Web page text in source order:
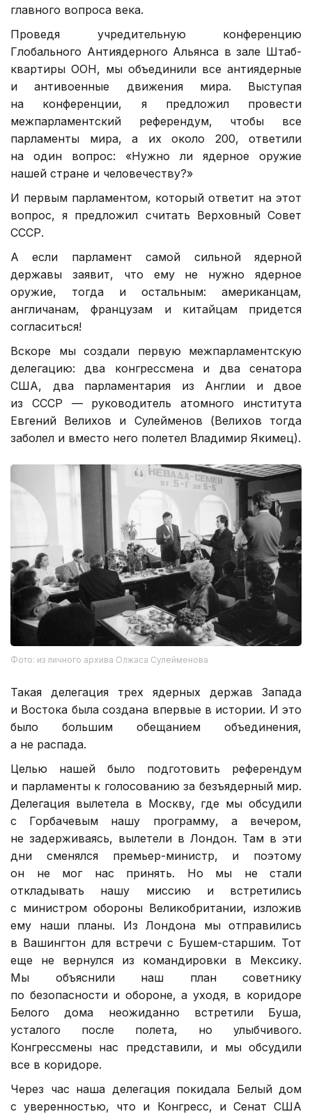
главного вопроса века.
Проведя учредительную конференцию
Глобального Антиядерного Альянса в зале Штаб-
квартиры ООН, мы объединили все антиядерные
и антивоенные движения мира. Выступая
на конференции, я предложил провести
межпарламентский референдум, чтобы все
парламенты мира, а их около 200, ответили
на один вопрос: «Нужно ли ядерное оружие
нашей стране и человечеству?»
И первым парламентом, который ответит на этот
вопрос, я предложил считать Верховный Совет
СССР.
А если парламент самой сильной ядерной
державы заявит, что ему не нужно ядерное
оружие, тогда и остальным: американцам,
англичанам, французам и китайцам придется
согласиться!
Вскоре мы создали первую межпарламентскую
делегацию: два конгрессмена и два сенатора
США, два парламентария из Англии и двое
из СССР — руководитель атомного института
Евгений Велихов и Сулейменов (Велихов тогда
заболел и вместо него полетел Владимир Якимец).
Фото: из личного архива Олжаса Сулейменова
Такая делегация трех ядерных держав Запада
и Востока была создана впервые в истории. И это
было большим обещанием объединения,
а не распада.
Целью нашей было подготовить референдум
и парламенты к голосованию за безъядерный мир.
Делегация вылетела в Москву, где мы обсудили
с Горбачевым нашу программу, а вечером,
не задерживаясь, вылетели в Лондон. Там в эти
дни сменялся премьер-министр, и поэтому
он не мог нас принять. Но мы не стали
откладывать нашу миссию и встретились
с министром обороны Великобритании, изложив
ему наши планы. Из Лондона мы отправились
в Вашингтон для встречи с Бушем-старшим. Тот
еще не вернулся из командировки в Мексику.
Мы объяснили наш план советнику
по безопасности и обороне, а уходя, в коридоре
Белого дома неожиданно встретили Буша,
усталого после полета, но улыбчивого.
Конгрессмены нас представили, и мы обсудили
все в коридоре.
Через час наша делегация покидала Белый дом
с уверенностью, что и Конгресс, и Сенат США